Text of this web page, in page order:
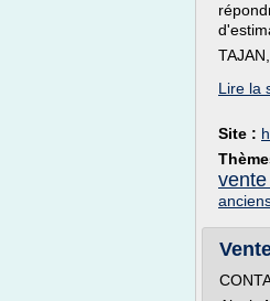
Lire la
Site :